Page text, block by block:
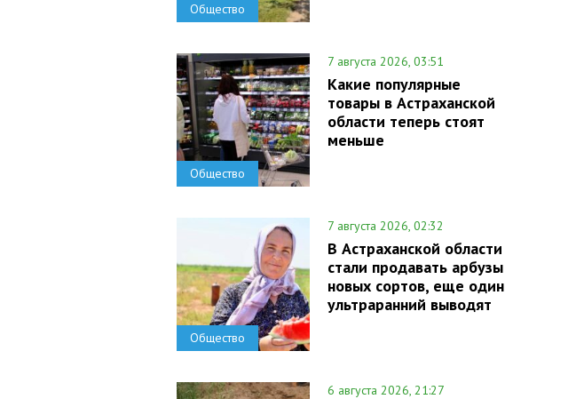
Общество
Общество
7 августа 2026, 03:51
Какие популярные
товары в Астраханской
области теперь стоят
меньше
Общество
7 августа 2026, 02:32
В Астраханской области
стали продавать арбузы
новых сортов, еще один
ультраранний выводят
6 августа 2026, 21:27